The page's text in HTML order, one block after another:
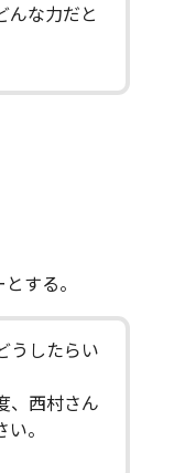
んな力だと
する。
うしたらい
、西村さん
。